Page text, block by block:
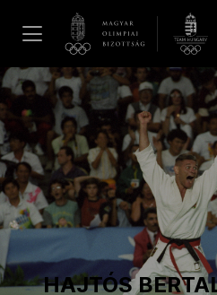
Hírek
Galéria
Dakar 2026
HAJTÓS